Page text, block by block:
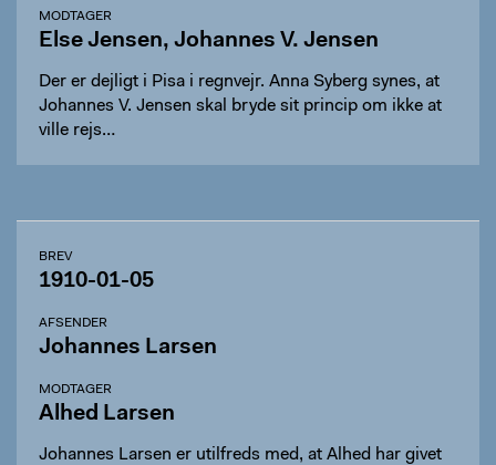
MODTAGER
Else Jensen, Johannes V. Jensen
Der er dejligt i Pisa i regnvejr. Anna Syberg synes, at
Johannes V. Jensen skal bryde sit princip om ikke at
ville rejs…
BREV
1910-01-05
AFSENDER
Johannes Larsen
MODTAGER
Alhed Larsen
Johannes Larsen er utilfreds med, at Alhed har givet